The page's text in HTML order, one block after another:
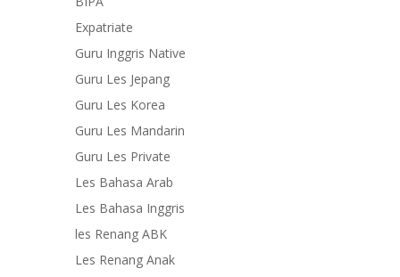
Expatriate
Guru Inggris Native
Guru Les Jepang
Guru Les Korea
Guru Les Mandarin
Guru Les Private
Les Bahasa Arab
Les Bahasa Inggris
les Renang ABK
Les Renang Anak